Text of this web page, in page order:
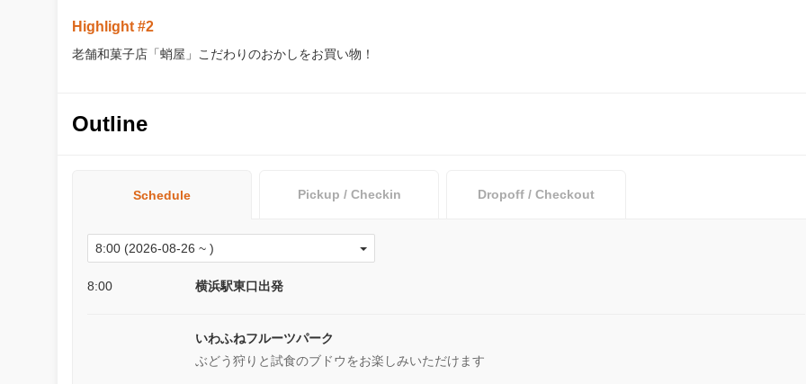
Highlight #2
老舗和菓子店「蛸屋」こだわりのおかしをお買い物！
Outline
Schedule Pickup / Checkin Dropoff / Checkout
8:00 横浜駅東口出発
いわふねフルーツパーク
ぶどう狩りと試食のブドウをお楽しみいただけます